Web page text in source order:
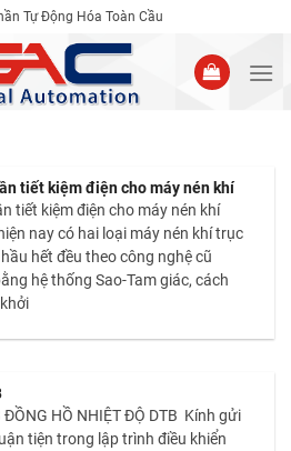
Tự Động Hóa Toàn Cầu
tiết kiệm điện cho máy nén khí
tiết kiệm điện cho máy nén khí
nay có hai loại máy nén khí trục
hết đều theo công nghệ cũ
hệ thống Sao-Tam giác, cách
ĐỒNG HỒ NHIỆT ĐỘ DTB Kính gửi
tiện trong lập trình điều khiển